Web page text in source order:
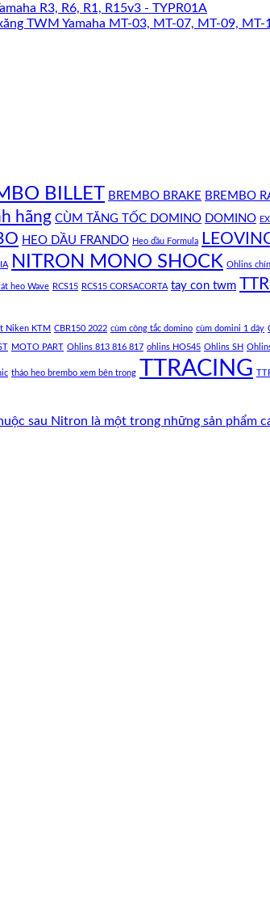
R3, R6, R1, R15v3 - TYPR01A
TWM Yamaha MT-03, MT-07, MT-09, MT-
BILLET BREMBO BRAKE BREMBO
hãng CÙM TĂNG TỐC DOMINO DOMINO
HEO DẦU FRANDO Heo dầu Formula
NITRON MONO SHOCK Ohlins
heo Wave RCS15 RCS15 CORSACORTA tay con twm
Niken KTM CBR150 2022 cùm công tắc domino cùm domini 1 dây
MOTO PART Ohlins 813 816 817 ohlins HO545 Ohlins SH
tháo heo brembo xem bên trong TTRACING